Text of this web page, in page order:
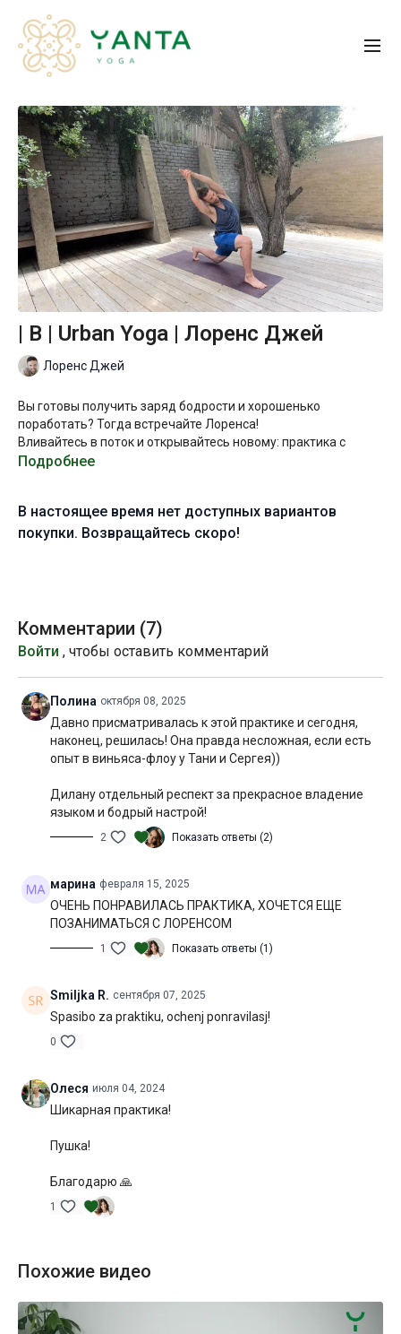
| B | Urban Yoga | Лоренс Джей
Лоренс Джей
Вы готовы получить заряд бодрости и хорошенько
поработать? Тогда встречайте Лоренса!
Вливайтесь в поток и открывайтесь новому: практика с
Лоренсом - это всегда вызов! Его подход может вызывать
минут).
Уровень подготовки:любой.
Подробнее
В настоящее время нет доступных вариантов
покупки. Возвращайтесь скоро!
Комментарии (7)
Войти , чтобы оставить комментарий
Полина октября 08, 2025
Давно присматривалась к этой практике и сегодня,
наконец, решилась! Она правда несложная, если есть
опыт в виньяса-флоу у Тани и Сергея))
Дилану отдельный респект за прекрасное владение
языком и бодрый настрой!
2 Показать ответы (2)
марина февраля 15, 2025
ОЧЕНЬ ПОНРАВИЛАСЬ ПРАКТИКА, ХОЧЕТСЯ ЕЩЕ
ПОЗАНИМАТЬСЯ С ЛОРЕНСОМ
1 Показать ответы (1)
Smiljka R. сентября 07, 2025
Spasibo za praktiku, ochenj ponravilasj!
0
Олеся июля 04, 2024
Шикарная практика!
Пушка!
Благодарю 🙏
1
Похожие видео